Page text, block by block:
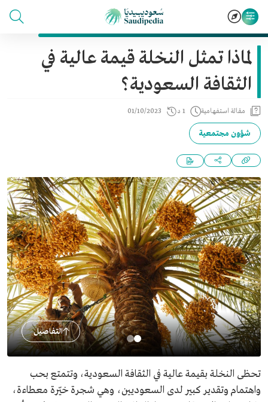
لماذا تمثل النخلة قيمة عالية في
الثقافة السعودية؟
مقالة استفهامية 1 د 01/10/2023
شؤون مجتمعية
التفاصيل
تحظى النخلة بقيمة عالية في الثقافة السعودية، وتتمتع بحب
واهتمام وتقدير كبير لدى السعوديين، وهي شجرة خيّرة معطاءة،